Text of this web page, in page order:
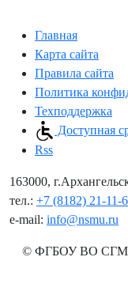
Главная
Карта сайта
Правила сайта
Политика
Техподдержка
Доступная
Rss
163000,
тел.: +7 (8182) 21-11-
e-mail: info@nsmu.ru
© ФГБОУ ВО СГМУ